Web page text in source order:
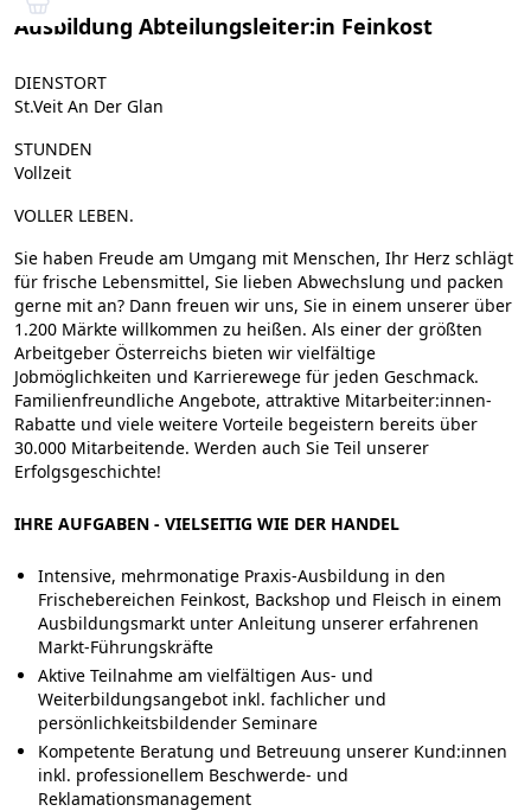
Ausbildung Abteilungsleiter:in Feinkost
DIENSTORT
St.Veit An Der Glan
STUNDEN
Vollzeit
VOLLER LEBEN.
Sie haben Freude am Umgang mit Menschen, Ihr Herz schlägt
für frische Lebensmittel, Sie lieben Abwechslung und packen
gerne mit an? Dann freuen wir uns, Sie in einem unserer über
1.200 Märkte willkommen zu heißen. Als einer der größten
Arbeitgeber Österreichs bieten wir vielfältige
Jobmöglichkeiten und Karrierewege für jeden Geschmack.
Familienfreundliche Angebote, attraktive Mitarbeiter:innen-
Rabatte und viele weitere Vorteile begeistern bereits über
30.000 Mitarbeitende. Werden auch Sie Teil unserer
Erfolgsgeschichte!
IHRE AUFGABEN - VIELSEITIG WIE DER HANDEL
Intensive, mehrmonatige Praxis-Ausbildung in den
Frischebereichen Feinkost, Backshop und Fleisch in einem
Ausbildungsmarkt unter Anleitung unserer erfahrenen
Markt-Führungskräfte
Aktive Teilnahme am vielfältigen Aus- und
Weiterbildungsangebot inkl. fachlicher und
persönlichkeitsbildender Seminare
Kompetente Beratung und Betreuung unserer Kund:innen
inkl. professionellem Beschwerde- und
Reklamationsmanagement